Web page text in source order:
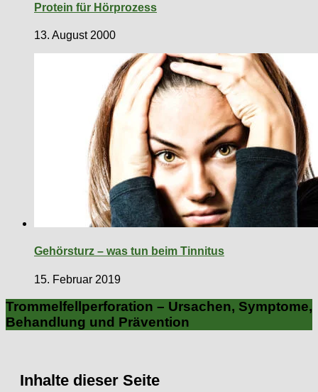
Protein für Hörprozess
13. August 2000
Gehörsturz – was tun beim Tinnitus
15. Februar 2019
Trommelfellperforation – Ursachen, Symptome,
Behandlung und Prävention
Inhalte dieser Seite